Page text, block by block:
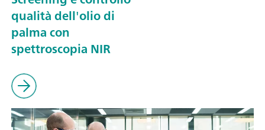
qualità dell'olio di
palma con
spettroscopia NIR